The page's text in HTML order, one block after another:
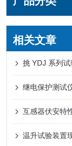
相关文章
挑 YDJ 系列
互感器伏安特
温升试验装置